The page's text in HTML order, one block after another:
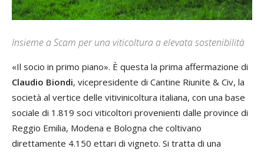
Insieme a Scam per una viticoltura a elevata sostenibilità
«Il socio in primo piano». È questa la prima affermazione di
Claudio Biondi, vicepresidente di Cantine Riunite & Civ, la
società al vertice delle vitivinicoltura italiana, con una base
sociale di 1.819 soci viticoltori provenienti dalle province di
Reggio Emilia, Modena e Bologna che coltivano
direttamente 4.150 ettari di vigneto. Si tratta di una